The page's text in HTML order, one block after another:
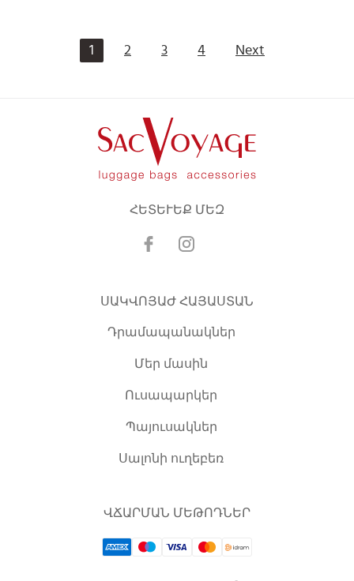
1 2 3 4 Next
ՀԵՏԵՒԵՔ ՄԵԶ
ՍԱԿՎՈՅԱԺ ՀԱՅԱՍՏԱՆ
Դրամապանակներ
Մեր մասին
Ուսապարկեր
Պայուսակներ
Սալոնի ուղեբեռ
ՎՃԱՐՄԱՆ ՄԵԹՈԴՆԵՐ